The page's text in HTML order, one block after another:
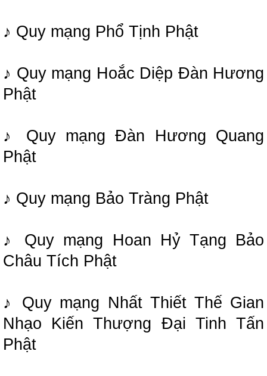
♪ Quy mạng Phổ Tịnh Phật
♪ Quy mạng Hoắc Diệp Đàn Hương
Phật
♪ Quy mạng Đàn Hương Quang
Phật
♪ Quy mạng Bảo Tràng Phật
♪ Quy mạng Hoan Hỷ Tạng Bảo
Châu Tích Phật
♪ Quy mạng Nhất Thiết Thế Gian
Nhạo Kiến Thượng Đại Tinh Tấn
Phật